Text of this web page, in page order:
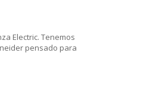
Electric. Tenemos
pensado para